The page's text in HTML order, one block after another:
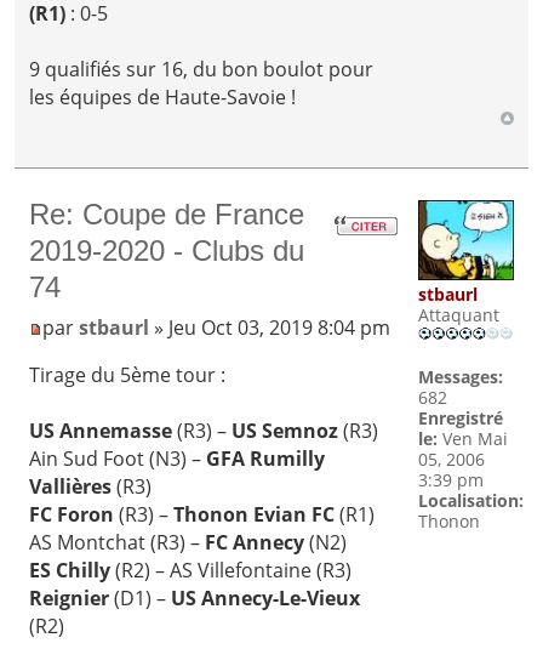
(R1) : 0-5
9 qualifiés sur 16, du bon boulot pour
les équipes de Haute-Savoie !
Re: Coupe de France
2019-2020 - Clubs du
74
parstbaurl » Jeu Oct 03, 2019 8:04 pm
Tirage du 5ème tour :
US Annemasse(R3) – US Semnoz(R3)
Ain Sud Foot (N3) – GFA Rumilly
Vallières(R3)
FC Foron (R3) –Thonon Evian FC(R1)
AS Montchat (R3) – FC Annecy(N2)
ES Chilly(R2) – AS Villefontaine (R3)
Reignier(D1) – US Annecy-Le-Vieux
(R2)
stbaurl
Attaquant
Messages:
682
Enregistré
le: Ven Mai
05, 2006
3:39 pm
Localisation:
Thonon